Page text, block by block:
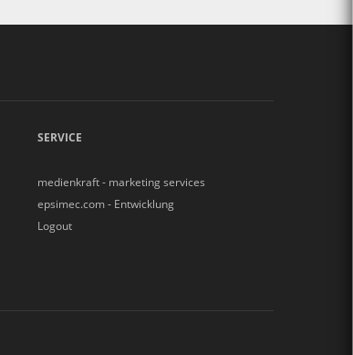
SERVICE
medienkraft - marketing services
epsimec.com - Entwicklung
Logout